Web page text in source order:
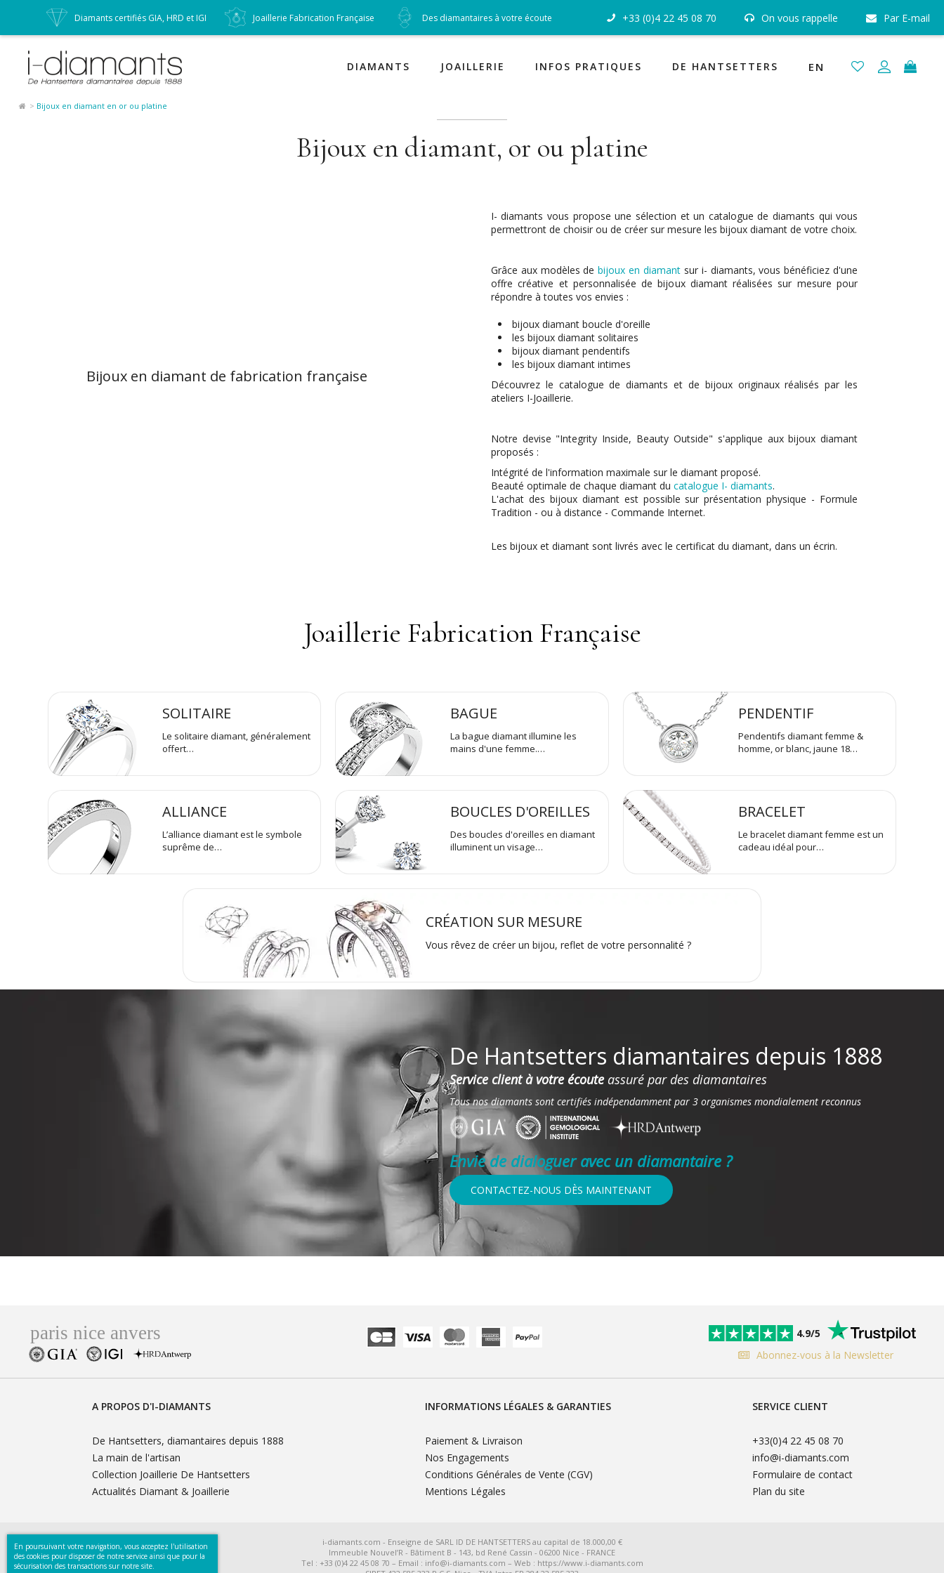
DIAMANTS JOAILLERIE INFOS PRATIQUES DE HANTSETTERS EN
Bijoux en diamant en or ou platine
Bijoux en diamant, or ou platine
Bijoux en diamant de fabrication française
I- diamants vous propose une sélection et un catalogue de diamants qui vous
permettront de choisir ou de créer sur mesure les bijoux diamant de votre choix.
Grâce aux modèles debijoux en diamant sur i- diamants, vous bénéficiez d'une
offre créative et personnalisée de bijoux diamant réalisées sur mesure pour
répondre à toutes vos envies :
bijoux diamant boucle d'oreille
les bijoux diamant solitaires
bijoux diamant pendentifs
les bijoux diamant intimes
Découvrez le catalogue de diamants et de bijoux originaux réalisés par les
ateliers I-Joaillerie.
Notre devise "Integrity Inside, Beauty Outside" s'applique aux bijoux diamant
proposés :
Intégrité de l'information maximale sur le diamant proposé.
Beauté optimale de chaque diamant du catalogue I- diamants.
L'achat des bijoux diamant est possible sur présentation physique - Formule
Tradition - ou à distance - Commande Internet.
Les bijoux et diamant sont livrés avec le certificat du diamant, dans un écrin.
Joaillerie Fabrication Française
SOLITAIRE
Le solitaire diamant, généralement
offert…
BAGUE
La bague diamant illumine les
mains d'une femme.…
PENDENTIF
Pendentifs diamant femme &
homme, or blanc, jaune 18…
ALLIANCE
L’alliance diamant est le symbole
suprême de…
BOUCLES D'OREILLES
Des boucles d'oreilles en diamant
illuminent un visage…
BRACELET
Le bracelet diamant femme est un
cadeau idéal pour…
CRÉATION SUR MESURE
Vous rêvez de créer un bijou, reflet de votre personnalité ?
De Hantsetters diamantaires depuis 1888
Service client à votre écouteassuré par des diamantaires
Tous nos diamants sont certifiés indépendamment par 3 organismes mondialement reconnus
Envie de dialoguer avec un diamantaire ?
CONTACTEZ-NOUS DÈS MAINTENANT
4.9/5
Abonnez-vous à la Newsletter
A PROPOS D'I-DIAMANTS
De Hantsetters, diamantaires depuis 1888
La main de l'artisan
Collection Joaillerie De Hantsetters
Actualités Diamant & Joaillerie
INFORMATIONS LÉGALES & GARANTIES
Paiement & Livraison
Nos Engagements
Conditions Générales de Vente (CGV)
Mentions Légales
SERVICE CLIENT
+33(0)4 22 45 08 70
info@i-diamants.com
Formulaire de contact
Plan du site
i-diamants.com - Enseigne de SARL ID DE HANTSETTERS au capital de 18.000,00 €
Immeuble Nouvel’R - Bâtiment B - 143, bd René Cassin - 06200 Nice - FRANCE
Tel : +33 (0)4 22 45 08 70 – Email : info@i-diamants.com – Web : https://www.i-diamants.com
Diamants certifiés GIA, HRD et IGI Joaillerie Fabrication Française Des diamantaires à votre écoute Diamants certifiés GIA, HRD et IGI Joaillerie Fabrication Française
+33 (0)4 22 45 08 70 On vous rappelle Par E-mail
En poursuivant votre navigation, vous acceptez l'utilisation
des cookies pour disposer de notre service ainsi que pour la
sécurisation des transactions sur notre site.